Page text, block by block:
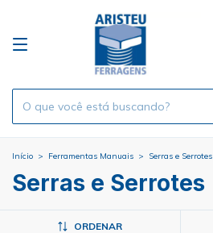
Início > Ferramentas Manuais > Serras e Serrotes
Serras e Serrotes
ORDENAR